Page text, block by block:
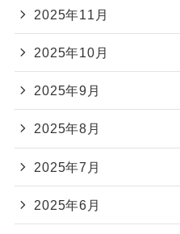
2025年11月
2025年10月
2025年9月
2025年8月
2025年7月
2025年6月